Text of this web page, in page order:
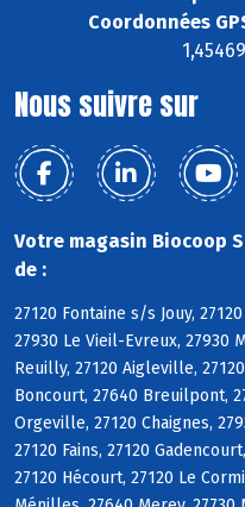
Coordonnées
Nous suivre sur
Votre magasin Biocoop
de :
27120 Fontaine s/s Jouy,
27930 Le Vieil-Evreux, 27930
Reuilly, 27120 Aigleville,
Boncourt, 27640 Breuilpont,
Orgeville, 27120 Chaignes,
27120 Fains, 27120
27120 Hécourt, 27120 Le